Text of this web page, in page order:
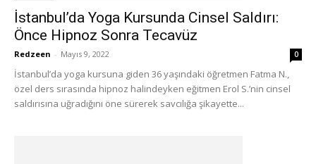
İstanbul’da Yoga Kursunda Cinsel Saldırı:
Önce Hipnoz Sonra Tecavüz
Redzeen - Mayıs 9, 2022 0
İstanbul’da yoga kursuna giden 36 yaşındaki öğretmen Fatma N.,
özel ders sırasında hipnoz halindeyken eğitmen Erol S.’nin cinsel
saldırısına uğradığını öne sürerek savcılığa şikayette...